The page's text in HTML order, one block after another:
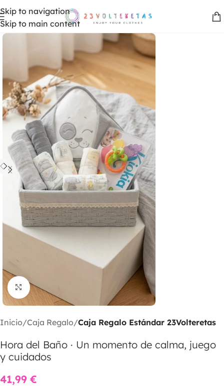
Skip to navigation
Skip to main content
Clic para ampliar
Inicio Caja Regalo Caja Regalo Estándar 23Volteretas
Hora del Baño · Un momento de calma, juego
y cuidados
41,99 €